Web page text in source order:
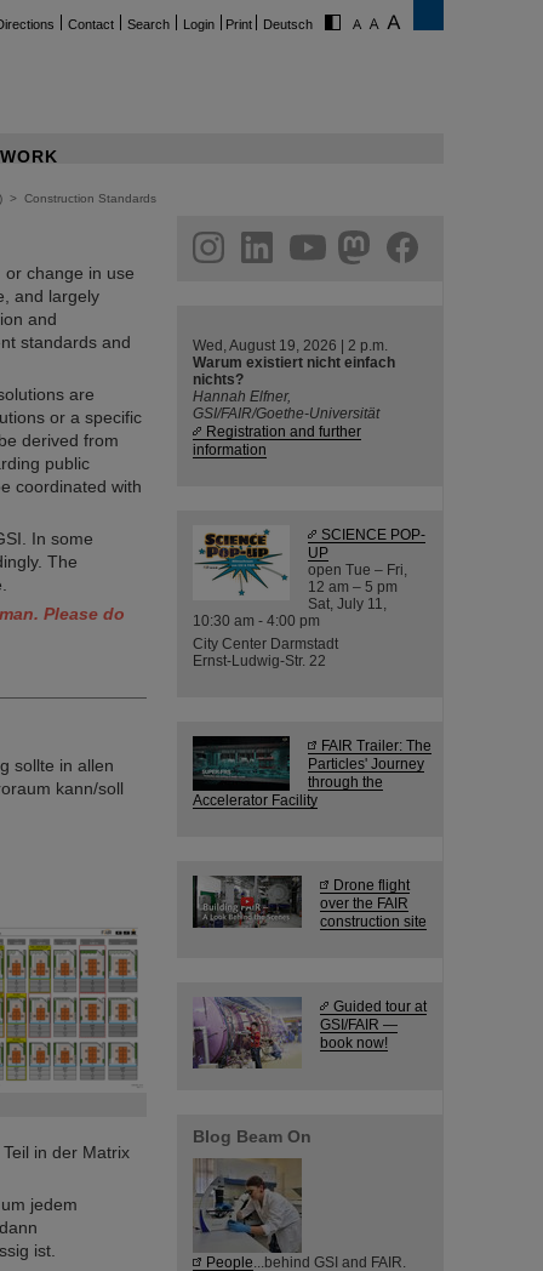
Contact Search Login Print Deutsch
> Construction Standards
change in use
and largely
and
standards and
are
or a specific
derived from
public
coordinated with
In some
The
Please do
sollte in allen
kann/soll
in der Matrix
jedem
ist.
helmholtz.social
facebook
Wed, August 19, 2026 | 2 p.m.
Warum existiert nicht einfach
nichts?
Hannah Elfner,
GSI/FAIR/Goethe-Universität
Registration and further
information
SCIENCE POP-
UP
open Tue – Fri,
12 am – 5 pm
Sat, July 11,
10:30 am - 4:00 pm
City Center Darmstadt
Ernst-Ludwig-Str. 22
FAIR Trailer: The
Particles' Journey
through the
Accelerator Facility
Drone flight
over the FAIR
construction site
Guided tour at
GSI/FAIR —
book now!
Blog Beam On
People ...behind GSI and FAIR.